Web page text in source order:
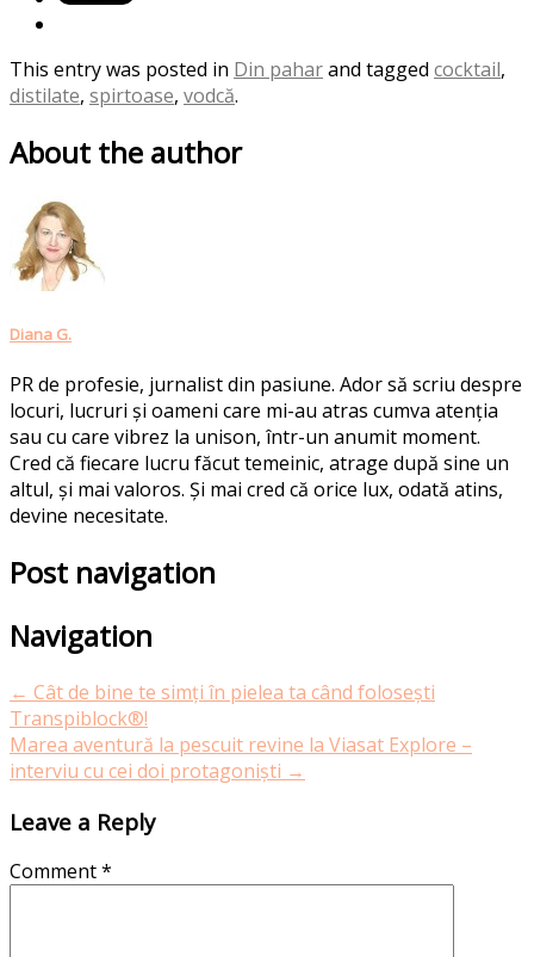
This entry was posted in Din paharand tagged cocktail,
distilate, spirtoase, vodcă.
About the author
Diana G.
PR de profesie, jurnalist din pasiune. Ador să scriu despre
locuri, lucruri și oameni care mi-au atras cumva atenția
sau cu care vibrez la unison, într-un anumit moment.
Cred că fiecare lucru făcut temeinic, atrage după sine un
altul, și mai valoros. Și mai cred că orice lux, odată atins,
devine necesitate.
Post navigation
Navigation
← Cât de bine te simți în pielea ta când folosești
Transpiblock®!
Marea aventură la pescuit revine la Viasat Explore –
interviu cu cei doi protagoniști →
Leave a Reply
Comment*